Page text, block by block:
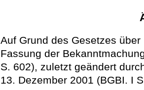
Auf Grund des Gesetzes
Fassung der
S. 602), zuletzt geändert
13. Dezember 2001 (BGBI. I